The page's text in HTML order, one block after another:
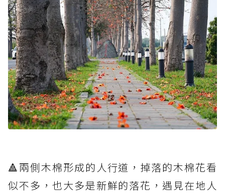
🔺兩側木棉形成的人行道，掉落的木棉花看
似不多，也大多是新鮮的落花，遇見在地人